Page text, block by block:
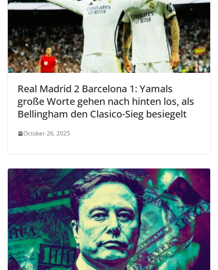
Real Madrid 2 Barcelona 1: Yamals
große Worte gehen nach hinten los, als
Bellingham den Clasico-Sieg besiegelt
October 26, 2025